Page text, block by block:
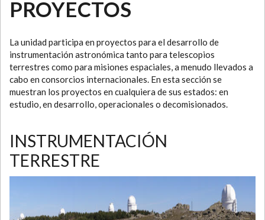
PROYECTOS
La unidad participa en proyectos para el desarrollo de
instrumentación astronómica tanto para telescopios
terrestres como para misiones espaciales, a menudo llevados a
cabo en consorcios internacionales. En esta sección se
muestran los proyectos en cualquiera de sus estados: en
estudio, en desarrollo, operacionales o decomisionados.
INSTRUMENTACIÓN
TERRESTRE